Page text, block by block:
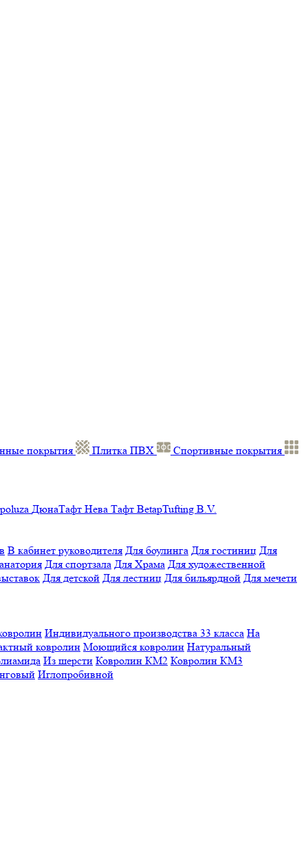
покрытия Плитка ПВХ
Спортивные покрытия
ДюнаТафт Нева Тафт BetapTufting B.V.
В кабинет руководителя Для боулинга Для гостиниц Для
Для спортзала Для Храма Для художественной
Для детской Для лестниц Для бильярдной Для мечети
Индивидуального производства 33 класса На
ковролин Моющийся ковролин Натуральный
Из шерсти Ковролин КМ2 Ковролин КМ3
Иглопробивной